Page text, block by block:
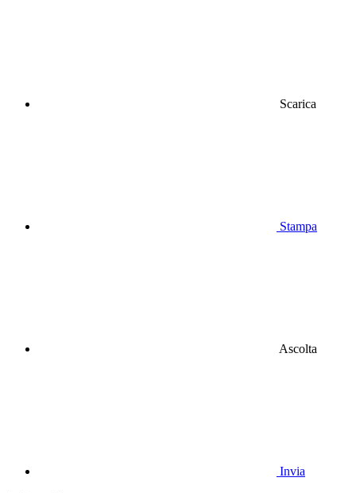
Scarica
Stampa
Ascolta
Invia